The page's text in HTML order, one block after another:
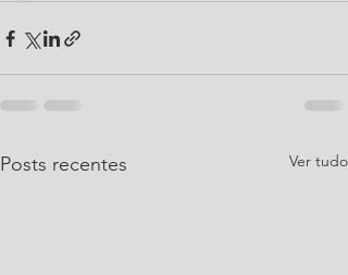
Posts recentes Ver tudo